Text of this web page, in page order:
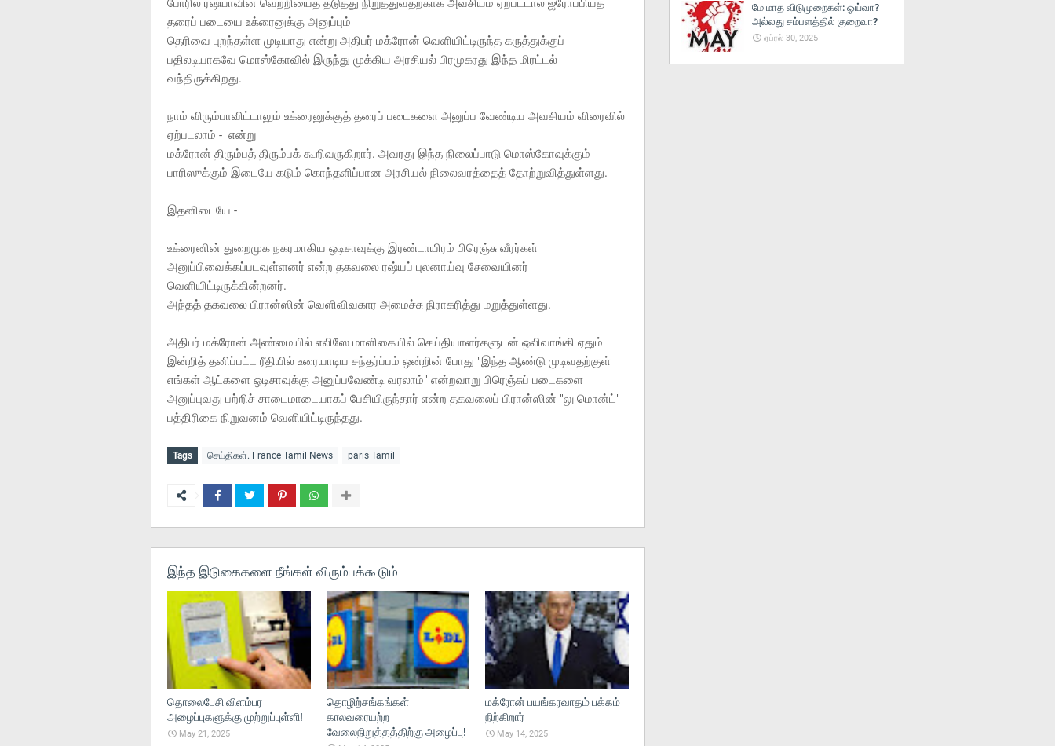
தரைப் படையை உக்ரைனுக்கு அனுப்பும்
தெரிவை புறந்தள்ள முடியாது என்று அதிபர் மக்ரோன் வெளியிட்டிருந்த கருத்துக்குப்
பதிலடியாகவே மொஸ்கோவில் இருந்து முக்கிய அரசியல் பிரமுகரது இந்த மிரட்டல்
வந்திருக்கிறது.
நாம் விரும்பாவிட்டாலும் உக்ரைனுக்குத் தரைப் படைகளை அனுப்ப வேண்டிய அவசியம் விரைவில்
ஏற்படலாம் - என்று
மக்ரோன் திரும்பத் திரும்பக் கூறிவருகிறார். அவரது இந்த நிலைப்பாடு மொஸ்கோவுக்கும்
பாரிஸுக்கும் இடையே கடும் கொந்தளிப்பான அரசியல் நிலைவரத்தைத் தோற்றுவித்துள்ளது.
இதனிடையே -
உக்ரைனின் துறைமுக நகரமாகிய ஒடிசாவுக்கு இரண்டாயிரம் பிரெஞ்சு வீரர்கள்
அனுப்பிவைக்கப்படவுள்ளனர் என்ற தகவலை ரஷ்யப் புலனாய்வு சேவையினர்
வெளியிட்டிருக்கின்றனர்.
அந்தத் தகவலை பிரான்ஸின் வெளிவிவகார அமைச்சு நிராகரித்து மறுத்துள்ளது.
அதிபர் மக்ரோன் அண்மையில் எலிஸே மாளிகையில் செய்தியாளர்களுடன் ஒலிவாங்கி ஏதும்
இன்றித் தனிப்பட்ட ரீதியில் உரையாடிய சந்தர்ப்பம் ஒன்றின் போது "இந்த ஆண்டு முடிவதற்குள்
எங்கள் ஆட்களை ஒடிசாவுக்கு அனுப்பவேண்டி வரலாம்" என்றவாறு பிரெஞ்சுப் படைகளை
அனுப்புவது பற்றிச் சாடைமாடையாகப் பேசியிருந்தார் என்ற தகவலைப் பிரான்ஸின் "லு மொன்ட்"
பத்திரிகை நிறுவனம் வெளியிட்டிருந்தது.
Tags செய்திகள். France Tamil News paris Tamil
இந்த இடுகைகளை நீங்கள் விரும்பக்கூடும்
தொலைபேசி விளம்பர
அழைப்புகளுக்கு முற்றுப்புள்ளி!
May 21, 2025
தொழிற்சங்கங்கள்
காலவரையற்ற
வேலைநிறுத்தத்திற்கு அழைப்பு!
மக்ரோன் பயங்கரவாதம் பக்கம்
நிற்கிறார்
May 14, 2025
மே மாத விடுமுறைகள்: ஓய்வா?
அல்லது சம்பளத்தில் குறைவா?
ஏப்ரல் 30, 2025